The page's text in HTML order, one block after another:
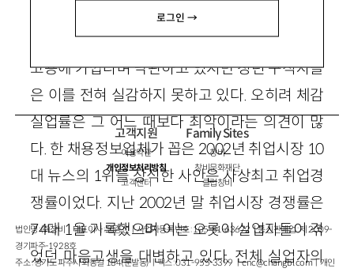
로그인 →
음부터 힘겨움을 겪고 있다. 한국노동연구원이
내놓은 2003년 예상 실업률은 3% 정도로 완전
고용에 가깝다며 낙관하고 있지만 청년 구직자들
은 이를 전혀 실감하지 못하고 있다. 오히려 체감
실업률은 그 어느 때보다 최악이라는 의견이 많
다. 한 채용정보업체가 꼽은 2002년 취업시장 10
대 뉴스의 1위를 장식한 사안은 사상최고 취업경
쟁률이었다. 지난 2002년 말 취업시장 경쟁률은
74대 1을 기록했으며 이는 오롯이 실업자들이 겪
었던 마음고생을 대변하고 있다. 전체 실업자의
고객지원
이용약관
개인정보처리방침
고객센터
Family Sites
창비
창비문화재단
클럽창비
법인명 : ㈜창비ㅣ대표이사 : 염종선ㅣ사업자등록번호 : 105-81-63672ㅣ통신판매업 : 제 2009-
경기파주-1928호
주소 : 경기도 파주시 회동길 184(문발동)ㅣ팩스 : 031-955-3399 ㅣcnc@changbi.comㅣ개인